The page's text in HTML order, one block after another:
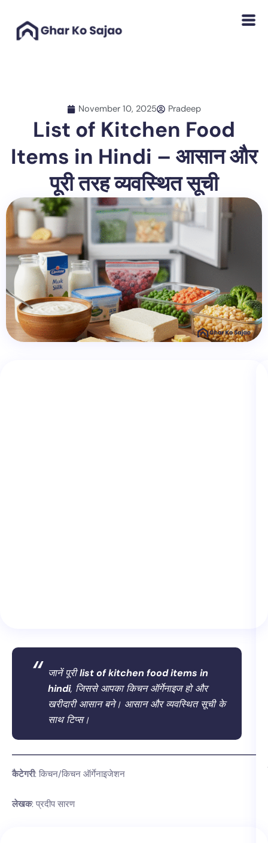
content
November 10, 2025 Pradeep
List of Kitchen Food
Items in Hindi – आसान और
पूरी तरह व्यवस्थित सूची
जानें पूरीlist of kitchen food items in
hindi, जिससे आपका किचन ऑर्गेनाइज हो और
खरीदारी आसान बने। आसान और व्यवस्थित सूची के
साथ टिप्स।
कैटेगरी: किचन/किचन ऑर्गेनाइजेशन
लेखक: प्रदीप सारण